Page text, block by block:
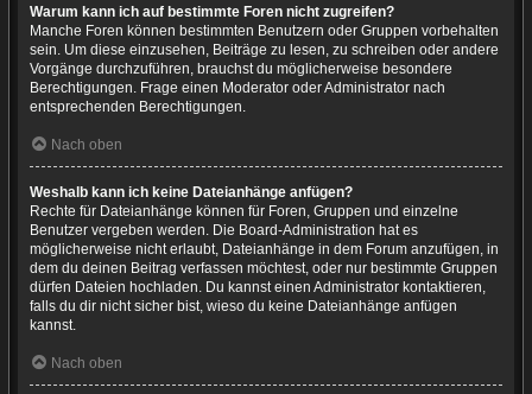
Warum kann ich auf bestimmte Foren nicht zugreifen?
Manche Foren können bestimmten Benutzern oder Gruppen vorbehalten
sein. Um diese einzusehen, Beiträge zu lesen, zu schreiben oder andere
Vorgänge durchzuführen, brauchst du möglicherweise besondere
Berechtigungen. Frage einen Moderator oder Administrator nach
entsprechenden Berechtigungen.
Nach oben
Weshalb kann ich keine Dateianhänge anfügen?
Rechte für Dateianhänge können für Foren, Gruppen und einzelne
Benutzer vergeben werden. Die Board-Administration hat es
möglicherweise nicht erlaubt, Dateianhänge in dem Forum anzufügen, in
dem du deinen Beitrag verfassen möchtest, oder nur bestimmte Gruppen
dürfen Dateien hochladen. Du kannst einen Administrator kontaktieren,
falls du dir nicht sicher bist, wieso du keine Dateianhänge anfügen
kannst.
Nach oben